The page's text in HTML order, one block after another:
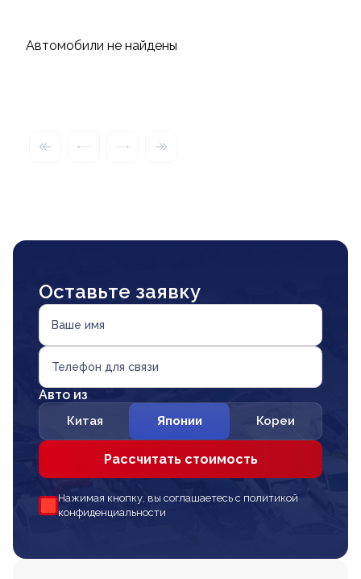
Автомобили не найдены
Оставьте заявку
Ваше имя
Телефон для связи
Авто из
Китая Японии Кореи
Рассчитать стоимость
Нажимая кнопку, вы соглашаетесь с политикой
конфиденциальности